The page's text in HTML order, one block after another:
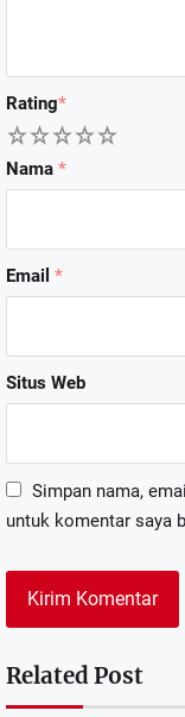
Rating*
5
4
3
2
Nama *
Email *
Situs Web
Simpan nama,
untuk komentar saya
Related Post